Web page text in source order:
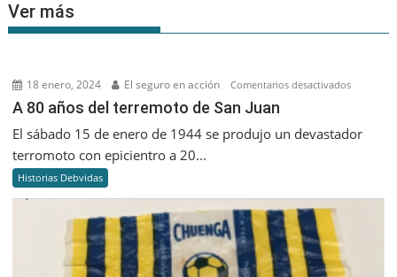
Ver más
18 enero, 2024 El seguro en acción Comentarios desactivadosen
años
de
A 80 años del terremoto de San Juan
El sábado 15 de enero de 1944 se produjo un devastador
terromoto con epicientro a 20...
Historias Debvidas